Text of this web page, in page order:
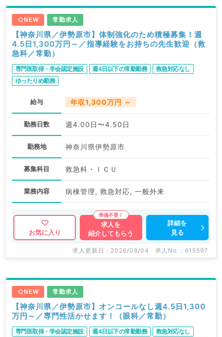
NEW 常勤求人
【神奈川県／伊勢原市】体制強化のため積極募集！週
4.5日1,300万円～／指導経験をお持ちの先生歓迎（救
急科／常勤）
専門医取得・学会認定施設 週4日以下の常勤勤務
救急対応なし
ゆったりめ勤務
給与 年収1,300万円 ～
勤務日数 週4.00日〜4.50日
勤務地 神奈川県伊勢原市
募集科目 救急科・ＩＣＵ
業務内容 病棟管理, 救急対応, 一般外来
お気に入り
求人を
紹介してもらう
詳細を
見る
求人更新日 : 2026/08/04 求人No. : 615597
NEW 常勤求人
【神奈川県／伊勢原市】オンコールなし週4.5日1,300
万円～／専門性活かせます！（眼科／常勤）
専門医取得・学会認定施設 週4日以下の常勤勤務
救急対応なし